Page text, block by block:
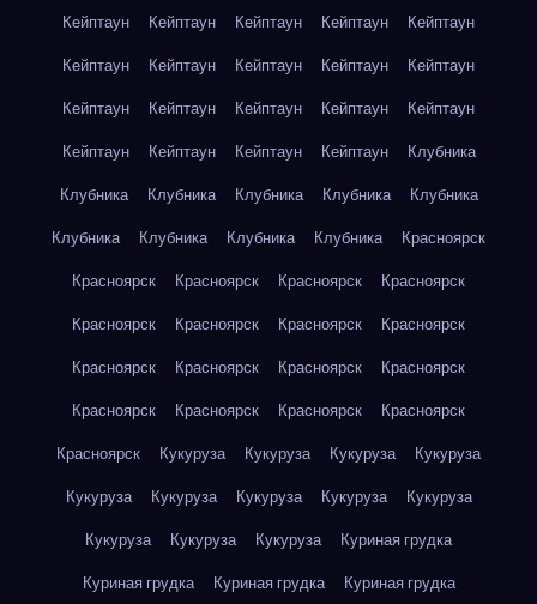
Кейптаун
Кейптаун Кейптаун Кейптаун
Кейптаун
Кейптаун
Кейптаун Кейптаун Кейптаун
Кейптаун
Кейптаун
Кейптаун Кейптаун Кейптаун
Кейптаун
Кейптаун
Кейптаун Кейптаун Кейптаун
Клубника
Клубника
Клубника Клубника Клубника
Клубника
Клубника
Клубника Клубника Клубника
Красноярск
Красноярск
Красноярск Красноярск
Красноярск
Красноярск
Красноярск Красноярск
Красноярск
Красноярск
Красноярск Красноярск
Красноярск
Красноярск
Красноярск Красноярск
Красноярск
Красноярск
Кукуруза Кукуруза Кукуруза
Кукуруза
Кукуруза
Кукуруза Кукуруза Кукуруза
Кукуруза
Кукуруза
Кукуруза Кукуруза
Куриная грудка
Куриная грудка
Куриная грудка
Куриная грудка